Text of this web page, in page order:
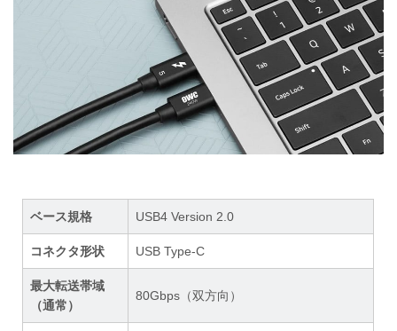
ベース規格 USB4 Version 2.0
コネクタ形状 USB Type-C
最大転送帯域
（通常）
80Gbps（双方向）